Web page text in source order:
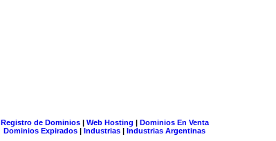
Registro de Dominios| Web Hosting | Dominios En Venta
Dominios Expirados | Industrias | Industrias Argentinas